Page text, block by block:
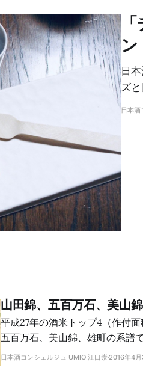
ン
日
ズ
日本
山田錦、五百万石、美山
平成27年の酒米トップ4（作付
五百万石、美山錦、雄町の系譜で
日本酒コンシェルジュ UMIO 江口崇 2016年4月